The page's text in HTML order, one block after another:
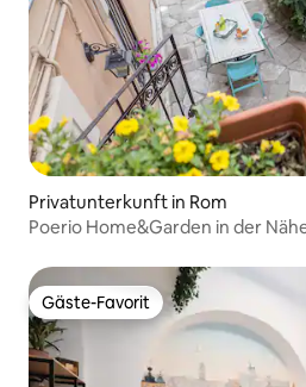
Privatunterkunft in Rom
Poerio Home&Garden in der
Gäste-Favorit
Gäste-Favorit